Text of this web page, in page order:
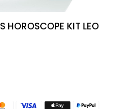
HOROSCOPE KIT LEO